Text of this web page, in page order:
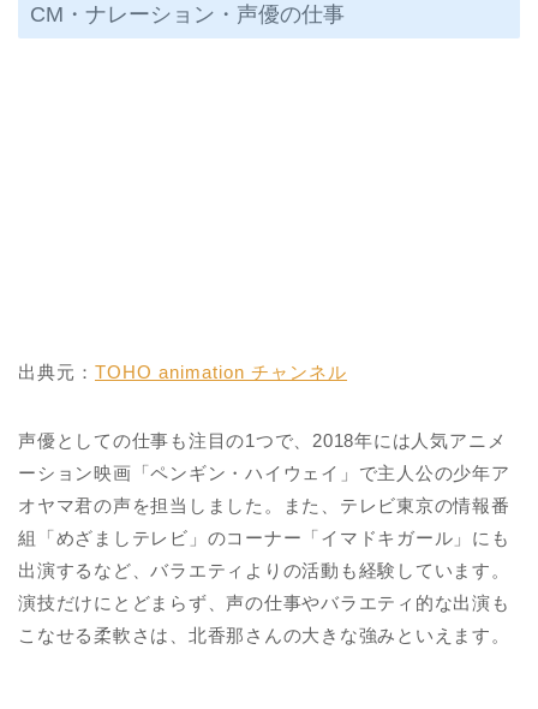
CM・ナレーション・声優の仕事
出典元： TOHO animation チャンネル
声優としての仕事も注目の1つで、2018年には人気アニメ
ーション映画「ペンギン・ハイウェイ」で主人公の少年ア
オヤマ君の声を担当しました。また、テレビ東京の情報番
組「めざましテレビ」のコーナー「イマドキガール」にも
出演するなど、バラエティよりの活動も経験しています。
演技だけにとどまらず、声の仕事やバラエティ的な出演も
こなせる柔軟さは、北香那さんの大きな強みといえます。